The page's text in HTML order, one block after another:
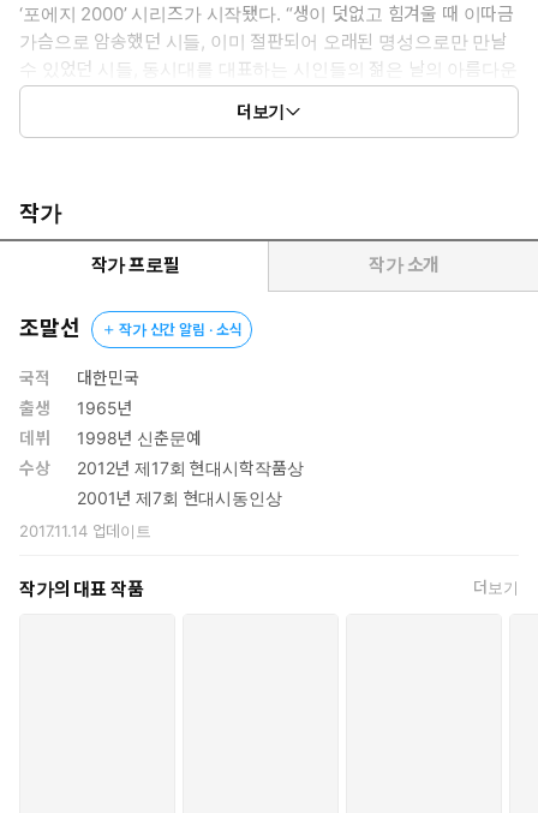
‘포에지 2000’ 시리즈가 시작됐다. “생이 덧없고 힘겨울 때 이따금
가슴으로 암송했던 시들, 이미 절판되어 오래된 명성으로만 만날
수 있었던 시들, 동시대를 대표하는 시인들의 젊은 날의 아름다운
연가(戀歌)가 여기 되살아납니다.” 당시로서는 드물고 귀했던 그 일
을 우리는 이제 다시 시작해보려 한다.
더보기
작가
작가 프로필 작가 소개
조말선 작가 신간 알림 · 소식
국적
대한민국
출생
1965년
데뷔
1998년 신춘문예
수상
2012년 제17회 현대시학작품상
2001년 제7회 현대시동인상
2017.11.14업데이트
작가의 대표 작품 더보기